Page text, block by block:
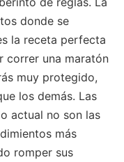
donde se
la receta perfecta
correr una maratón
muy protegido,
los demás. Las
actual no son las
más
romper sus